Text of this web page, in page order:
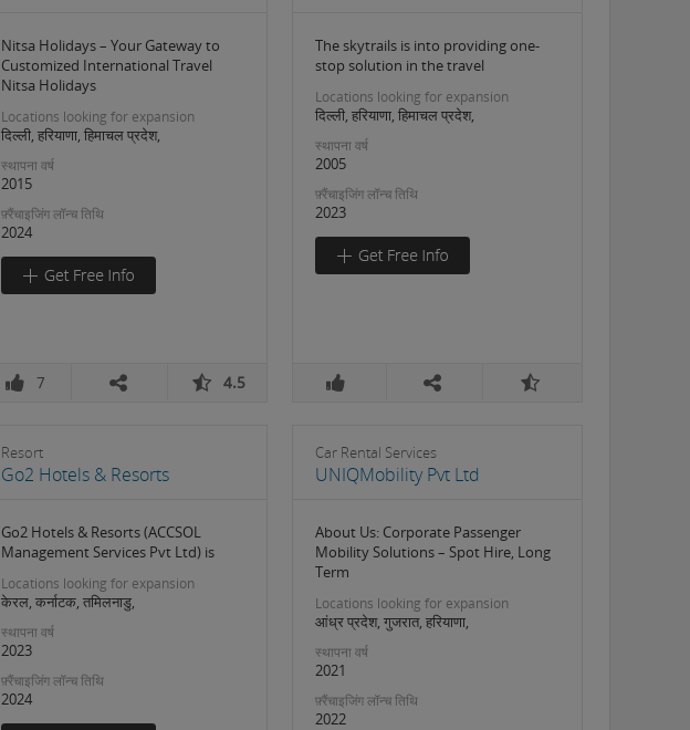
Nitsa Holidays – Your Gateway to
Customized International Travel
Nitsa Holidays
Locations looking for expansion
दिल्ली, हरियाणा, हिमाचल प्रदेश,
स्थापना वर्ष
2015
फ़्रैंचाइजिंग लॉन्च तिथि
2024
7 4.5
The skytrails is into providing one-
stop solution in the travel
Locations looking for expansion
दिल्ली, हरियाणा, हिमाचल प्रदेश,
स्थापना वर्ष
2005
फ़्रैंचाइजिंग लॉन्च तिथि
2023
Resort
Go2 Hotels & Resorts
Go2 Hotels & Resorts (ACCSOL
Management Services Pvt Ltd) is
Locations looking for expansion
केरल, कर्नाटक, तमिलनाडु,
स्थापना वर्ष
2023
फ़्रैंचाइजिंग लॉन्च तिथि
2024
Car Rental Services
UNIQMobility Pvt Ltd
About Us: Corporate Passenger
Mobility Solutions – Spot Hire, Long
Term
Locations looking for expansion
आंध्र प्रदेश, गुजरात, हरियाणा,
स्थापना वर्ष
2021
फ़्रैंचाइजिंग लॉन्च तिथि
2022